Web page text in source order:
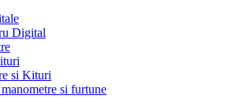
Digital
si Kituri
si furtune